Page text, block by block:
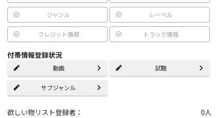
ジャンル レーベル
クレジット情報 トラック情報
付帯情報登録状況
動画 試聴
サブジャンル
欲しい物リスト登録者： 0人